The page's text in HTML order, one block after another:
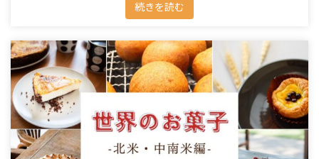
続きを読む